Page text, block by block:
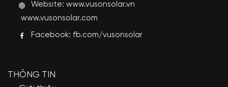
Website:www.vusonsolar.vn
www.vusonsolar.com
Facebook: fb.com/vusonsolar
THÔNG TIN